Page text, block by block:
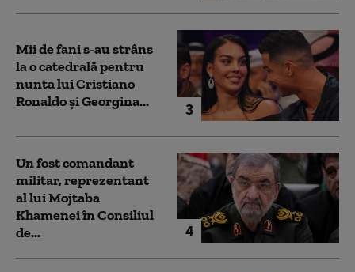
3
Mii de fani s-au strâns
la o catedrală pentru
nunta lui Cristiano
Ronaldo şi Georgina...
4
Un fost comandant
militar, reprezentant
al lui Mojtaba
Khamenei în Consiliul
de...